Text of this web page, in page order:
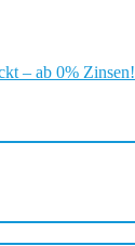
– ab 0% Zinsen!